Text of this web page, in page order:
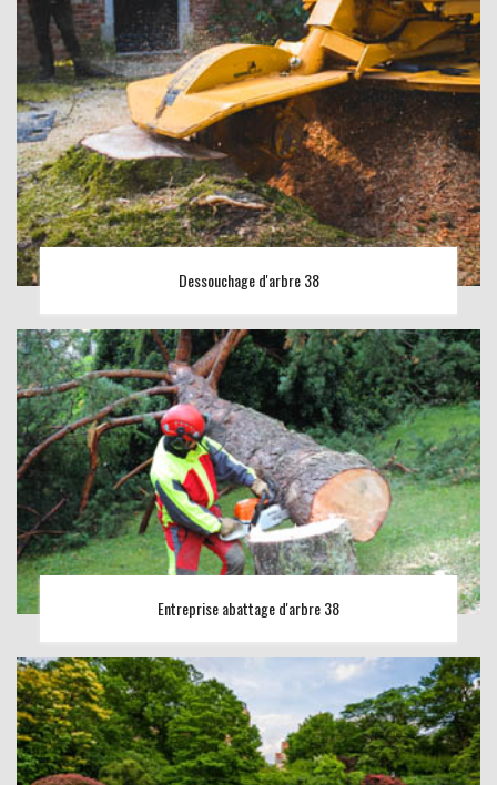
Dessouchage d'arbre 38
Entreprise abattage d'arbre 38